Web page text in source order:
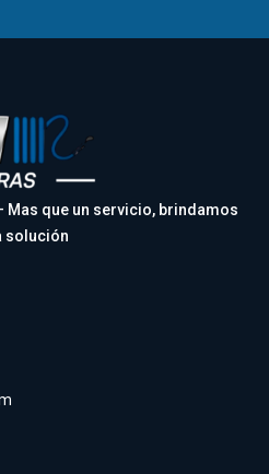
Mas que un servicio, brindamos
solución